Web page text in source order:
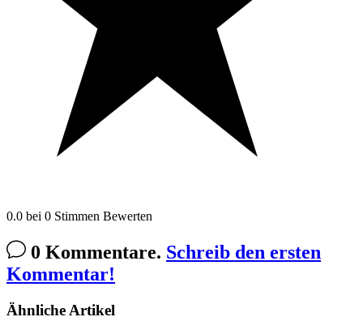
0.0 bei 0 Stimmen Bewerten
0 Kommentare. Schreib den ersten
Kommentar!
Ähnliche Artikel